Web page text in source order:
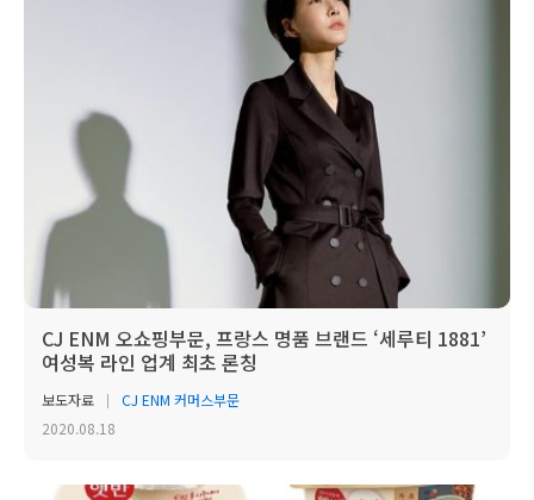
CJ ENM 오쇼핑부문, 프랑스 명품 브랜드 ‘세루티 1881’
여성복 라인 업계 최초 론칭
보도자료
CJ ENM 커머스부문
2020.08.18